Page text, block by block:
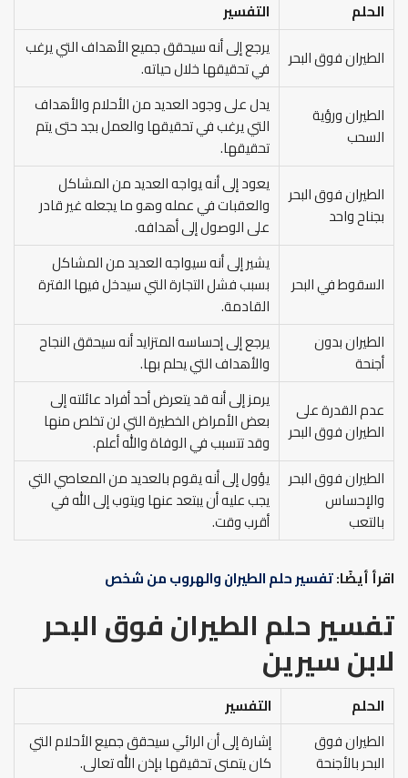
الحلم
التفسير
الطيران فوق البحر
يرجع إلى أنه سيحقق جميع الأهداف التي يرغب
في تحقيقها خلال حياته.
الطيران ورؤية
السحب
يدل على وجود العديد من الأحلام والأهداف
التي يرغب في تحقيقها والعمل بجد حتى يتم
تحقيقها.
الطيران فوق البحر
بجناح واحد
يعود إلى أنه يواجه العديد من المشاكل
والعقبات في عمله وهو ما يجعله غير قادر
على الوصول إلى أهدافه.
السقوط في البحر
يشير إلى أنه سيواجه العديد من المشاكل
بسبب فشل التجارة التي سيدخل فيها الفترة
القادمة.
الطيران بدون
أجنحة
يرجع إلى إحساسه المتزايد أنه سيحقق النجاح
والأهداف التي يحلم بها.
عدم القدرة على
الطيران فوق البحر
يرمز إلى أنه قد يتعرض أحد أفراد عائلته إلى
بعض الأمراض الخطيرة التي لن تخلص منها
وقد تتسبب في الوفاة والله أعلم.
الطيران فوق البحر
والإحساس
بالتعب
يؤول إلى أنه يقوم بالعديد من المعاصي التي
يجب عليه أن يبتعد عنها ويتوب إلى الله في
أقرب وقت.
اقرأ أيضًا:تفسير حلم الطيران والهروب من شخص
تفسير حلم الطيران فوق البحر
لابن سيرين
الحلم
التفسير
الطيران فوق
البحر بالأجنحة
إشارة إلى أن الرائي سيحقق جميع الأحلام التي
كان يتمنى تحقيقها بإذن الله تعالى.